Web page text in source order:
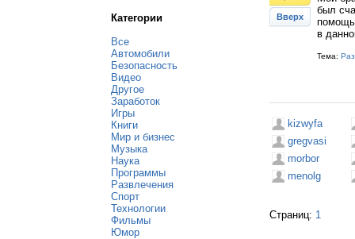
Категории
Все
Автомобили
Безопасность
Видео
Другое
Заработок
Игры
Книги
Мир и бизнес
Музыка
Наука
Программы
Развлечения
Спорт
Технологии
Фильмы
Юмор
Вверх
был
в
Тема:
kizwyfa
gregvasi
morbor
menolg
Страниц: 1